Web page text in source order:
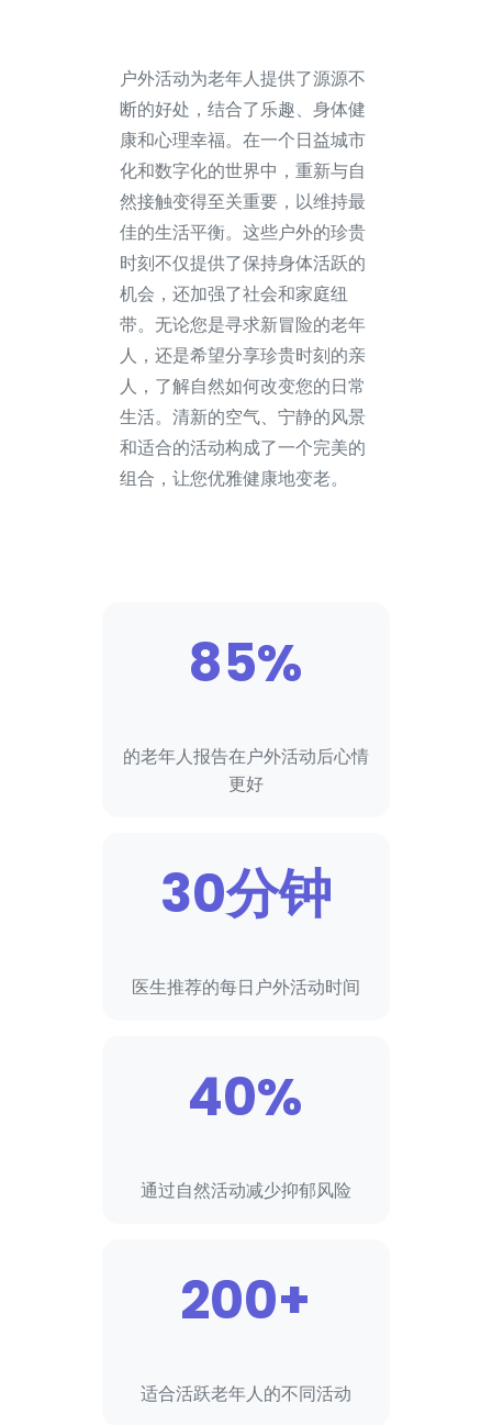
户外活动为老年人提供了源源不
断的好处，结合了乐趣、身体健
康和心理幸福。在一个日益城市
化和数字化的世界中，重新与自
然接触变得至关重要，以维持最
佳的生活平衡。这些户外的珍贵
时刻不仅提供了保持身体活跃的
机会，还加强了社会和家庭纽
带。无论您是寻求新冒险的老年
人，还是希望分享珍贵时刻的亲
人，了解自然如何改变您的日常
生活。清新的空气、宁静的风景
和适合的活动构成了一个完美的
组合，让您优雅健康地变老。
85%
的老年人报告在户外活动后心情
更好
30分钟
医生推荐的每日户外活动时间
40%
通过自然活动减少抑郁风险
200+
适合活跃老年人的不同活动